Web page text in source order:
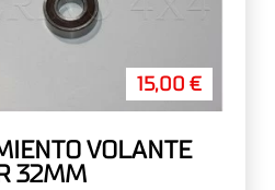
15,00 €
VOLANTE
32MM